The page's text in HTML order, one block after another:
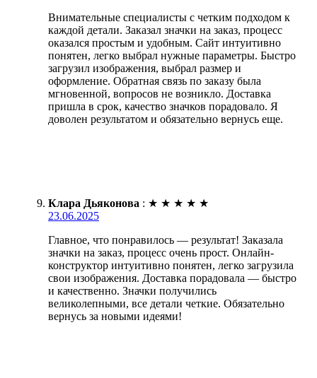
Внимательные специалисты с четким подходом к
каждой детали. Заказал значки на заказ, процесс
оказался простым и удобным. Сайт интуитивно
понятен, легко выбрал нужные параметры. Быстро
загрузил изображения, выбрал размер и
оформление. Обратная связь по заказу была
мгновенной, вопросов не возникло. Доставка
пришла в срок, качество значков порадовало. Я
доволен результатом и обязательно вернусь еще.
Клара Дьяконова : ★ ★ ★ ★ ★
23.06.2025
Главное, что понравилось — результат! Заказала
значки на заказ, процесс очень прост. Онлайн-
конструктор интуитивно понятен, легко загрузила
свои изображения. Доставка порадовала — быстро
и качественно. Значки получились
великолепными, все детали четкие. Обязательно
вернусь за новыми идеями!